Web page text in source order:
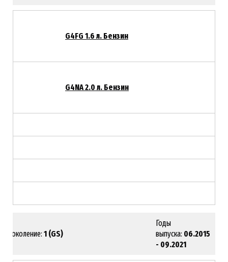
G4FG 1.6 л. Бензин
G4NA2.0 л. Бензин
Поколение: 1 (GS)
Годы
выпуска: 06.2015
- 09.2021